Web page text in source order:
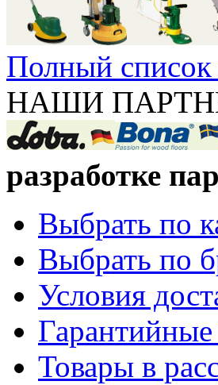
Полный список
НАШИ
разработке
Выбрать по
Выбрать по
Условия
Товары в